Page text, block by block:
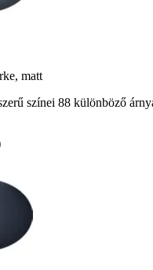
matt
színei 88 különböző